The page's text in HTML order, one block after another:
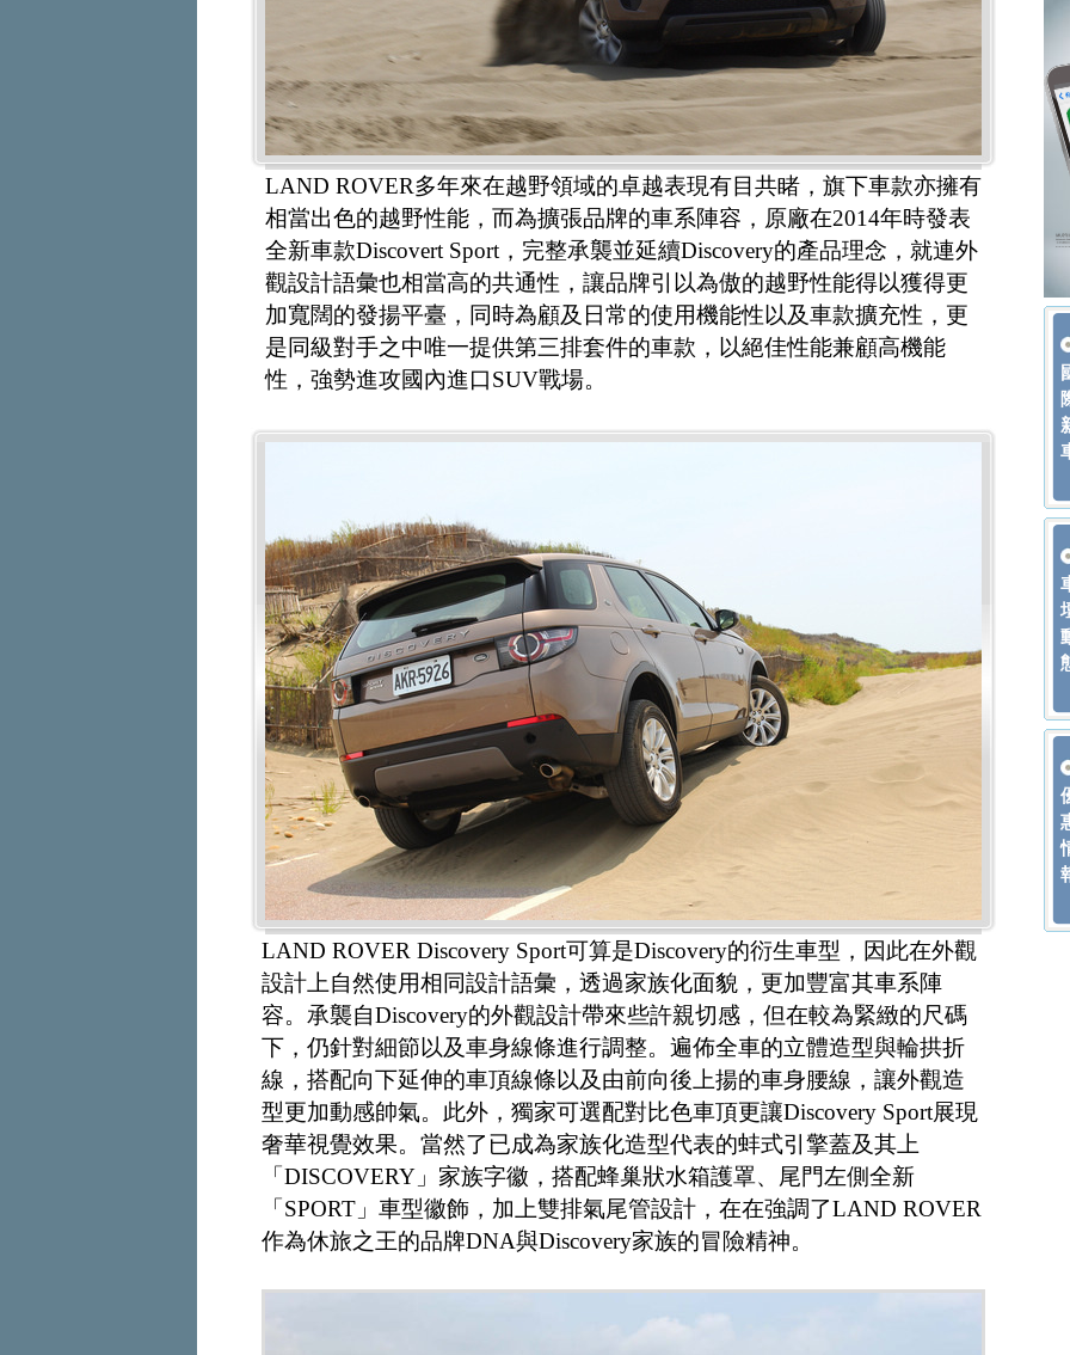
LAND ROVER多年來在越野領域的卓越表現有目共睹，旗下車款亦擁有
相當出色的越野性能，而為擴張品牌的車系陣容，原廠在2014年時發表
全新車款Discovert Sport，完整承襲並延續Discovery的產品理念，就連外
觀設計語彙也相當高的共通性，讓品牌引以為傲的越野性能得以獲得更
加寬闊的發揚平臺，同時為顧及日常的使用機能性以及車款擴充性，更
是同級對手之中唯一提供第三排套件的車款，以絕佳性能兼顧高機能
性，強勢進攻國內進口SUV戰場。
LAND ROVER Discovery Sport可算是Discovery的衍生車型，因此在外觀
設計上自然使用相同設計語彙，透過家族化面貌，更加豐富其車系陣
容。承襲自Discovery的外觀設計帶來些許親切感，但在較為緊緻的尺碼
下，仍針對細節以及車身線條進行調整。遍佈全車的立體造型與輪拱折
線，搭配向下延伸的車頂線條以及由前向後上揚的車身腰線，讓外觀造
型更加動感帥氣。此外，獨家可選配對比色車頂更讓Discovery Sport展現
奢華視覺效果。當然了已成為家族化造型代表的蚌式引擎蓋及其上
「DISCOVERY」家族字徽，搭配蜂巢狀水箱護罩、尾門左側全新
「SPORT」車型徽飾，加上雙排氣尾管設計，在在強調了LAND ROVER
作為休旅之王的品牌DNA與Discovery家族的冒險精神。